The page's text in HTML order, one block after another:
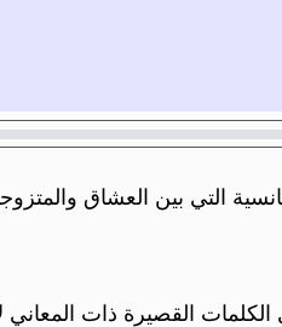
التي بين العشاق
القصيرة ذات